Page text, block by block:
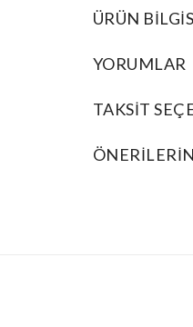
ÜRÜN
YORUMLAR
TAKSIT